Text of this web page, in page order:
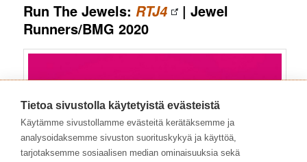
Run The Jewels:RTJ4
| Jewel
Runners/BMG 2020
Tietoa sivustolla käytetyistä evästeistä
Käytämme sivustollamme evästeitä kerätäksemme ja
analysoidaksemme sivuston suorituskykyä ja käyttöä,
tarjotaksemme sosiaalisen median ominaisuuksia sekä